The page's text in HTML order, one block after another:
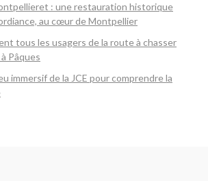
: une restauration historique
au cœur de Montpellier
tous les usagers de la route à chasser
Pâques
immersif de la JCE pour comprendre la